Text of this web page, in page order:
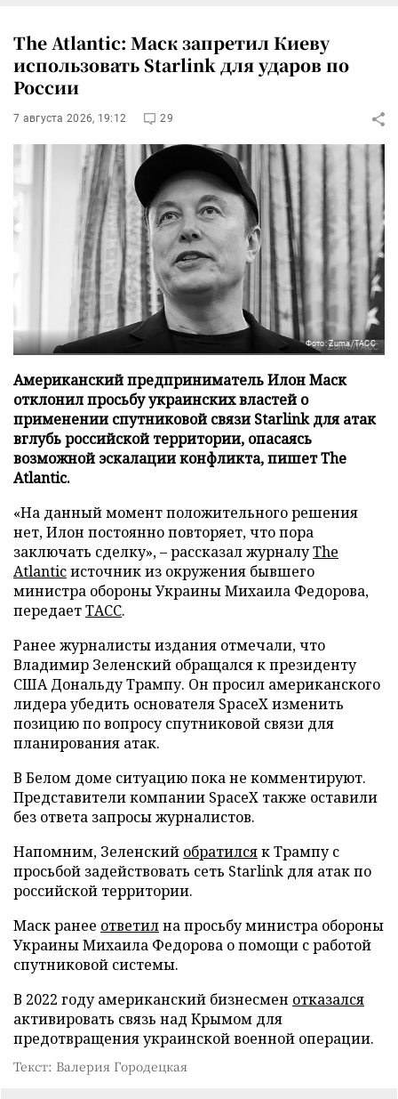
The Atlantic: Маск запретил Киеву
использовать Starlink для ударов по
России
7 августа 2026, 19:12 29
Фото: Zuma/ТАСС
Американский предприниматель Илон Маск
отклонил просьбу украинских властей о
применении спутниковой связи Starlink для атак
вглубь российской территории, опасаясь
возможной эскалации конфликта, пишет The
Atlantic.
«На данный момент положительного решения
нет, Илон постоянно повторяет, что пора
заключать сделку», – рассказал журналуThe
Atlanticисточник из окружения бывшего
министра обороны Украины Михаила Федорова,
передаетТАСС.
Ранее журналисты издания отмечали, что
Владимир Зеленский обращался к президенту
США Дональду Трампу. Он просил американского
лидера убедить основателя SpaceX изменить
позицию по вопросу спутниковой связи для
планирования атак.
В Белом доме ситуацию пока не комментируют.
Представители компании SpaceX также оставили
без ответа запросы журналистов.
Напомним, Зеленский обратилсяк Трампу с
просьбой задействовать сеть Starlink для атак по
российской территории.
Маск ранее ответилна просьбу министра обороны
Украины Михаила Федорова о помощи с работой
спутниковой системы.
В 2022 году американский бизнесмен отказался
активировать связь над Крымом для
предотвращения украинской военной операции.
Текст: Валерия Городецкая